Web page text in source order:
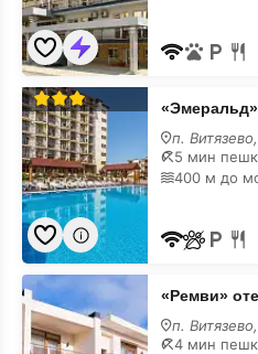
«Эмеральд»
★★★
гостиница
на
карте
п.
5 мин
400 м до
«Ремви»
отель
на
карте
«Ремви»
п.
4 мин
Лучший семейный отель